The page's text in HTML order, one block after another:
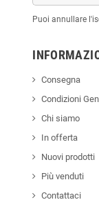
Puoi annullare
Consegna
Condizioni
Chi siamo
In offerta
Nuovi prodotti
Più venduti
Contattaci